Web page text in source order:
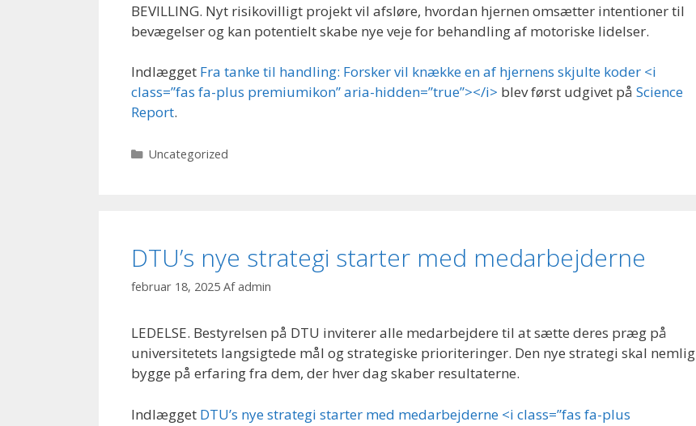
BEVILLING. Nyt risikovilligt projekt vil afsløre, hvordan hjernen omsætter intentioner til
bevægelser og kan potentielt skabe nye veje for behandling af motoriske lidelser.
Indlægget Fra tanke til handling: Forsker vil knække en af hjernens skjulte koder <i
class=”fas fa-plus premiumikon” aria-hidden=”true”></i> blev først udgivet på Science
Report.
Kategorier
Uncategorized
DTU’s nye strategi starter med medarbejderne
februar 18, 2025 Afadmin
LEDELSE. Bestyrelsen på DTU inviterer alle medarbejdere til at sætte deres præg på
universitetets langsigtede mål og strategiske prioriteringer. Den nye strategi skal nemlig
bygge på erfaring fra dem, der hver dag skaber resultaterne.
Indlægget DTU’s nye strategi starter med medarbejderne <i class=”fas fa-plus